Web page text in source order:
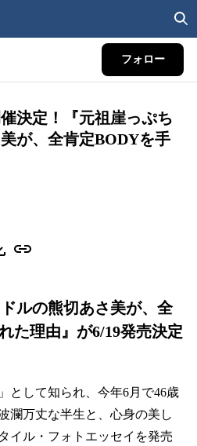
フォロー
決定！『元祖崖っぷち
が、全肯定BODYを手
ルの熊切あさ美が、全
た理由』が6/19発売決定
として知られ、今年6月で46歳
瀾万丈な半生と、心身の美し
イル・フォトエッセイを発売